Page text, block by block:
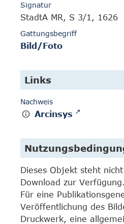
Signatur
StadtA MR, S 3/1, 1626
Gattungsbegriff
Bild/Foto
Links
Nachweis
Arcinsys
Dieses Objekt steht
Download zur Verfügung.
Für eine
Veröffentlichung des
Druckwerk, eine